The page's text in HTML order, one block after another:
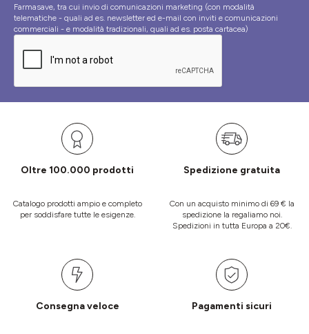
Farmasave, tra cui invio di comunicazioni marketing (con modalità
telematiche - quali ad es. newsletter ed e-mail con inviti e comunicazioni
commerciali - e modalità tradizionali, quali ad es. posta cartacea)
Oltre 100.000 prodotti
Catalogo prodotti ampio e completo
per soddisfare tutte le esigenze.
Spedizione gratuita
Con un acquisto minimo di 69 € la
spedizione la regaliamo noi.
Spedizioni in tutta Europa a 20€.
Consegna veloce Pagamenti sicuri